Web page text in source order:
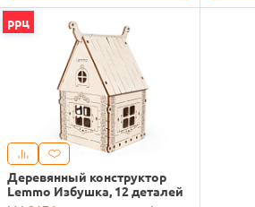
ррц
Деревянный конструктор
Lemmo Избушка, 12 деталей